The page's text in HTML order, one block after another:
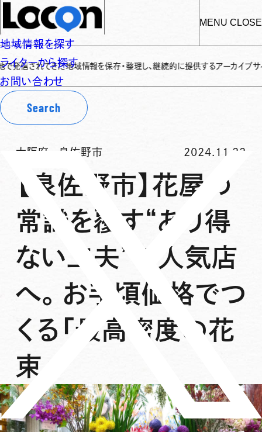
MENU CLOSE
地域情報を探す
ライターから探す
お問い合わせ
Search
域情報を保存・整理し、継続的に提供するアーカイブサイトです✌ 「
大阪府 泉佐野市 2024.11.22
【泉佐野市】花屋の
常識を覆す“あり得
ない工夫”で人気店
へ。お手頃価格でつ
くる「最高密度の花
束」